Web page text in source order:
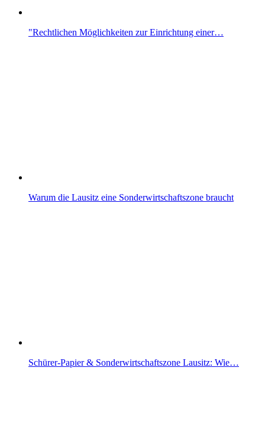
"Rechtlichen Möglichkeiten zur Einrichtung einer…
Warum die Lausitz eine Sonderwirtschaftszone braucht
Schürer-Papier & Sonderwirtschaftszone Lausitz: Wie…